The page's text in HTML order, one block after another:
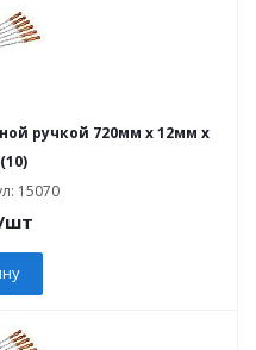
ручкой 720мм x 12мм x
15070
шт